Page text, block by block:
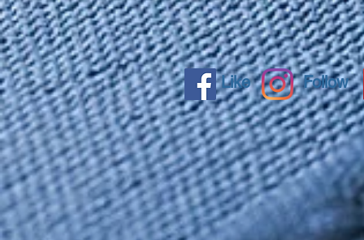
Like Follow